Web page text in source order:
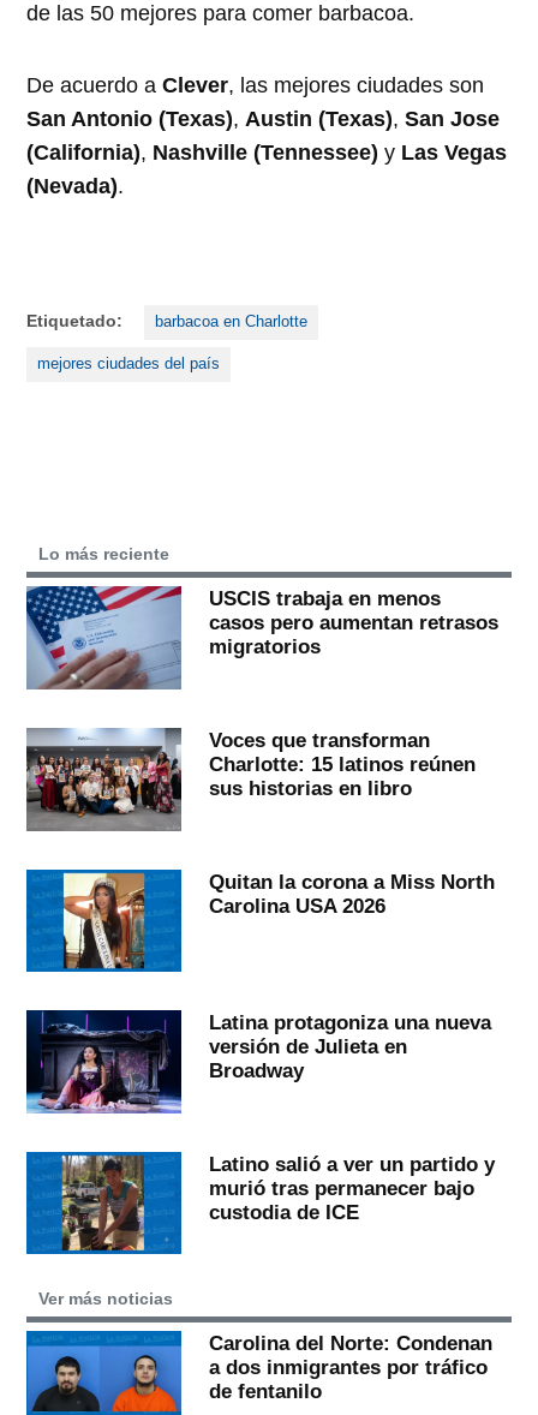
de las 50 mejores para comer barbacoa.
De acuerdo aClever, las mejores ciudades son
San Antonio (Texas),Austin (Texas),San Jose
(California), Nashville (Tennessee)y Las Vegas
(Nevada).
Etiquetado: barbacoa en Charlotte
mejores ciudades del país
Lo más reciente
USCIS trabaja en menos
casos pero aumentan retrasos
migratorios
Voces que transforman
Charlotte: 15 latinos reúnen
sus historias en libro
Quitan la corona a Miss North
Carolina USA 2026
Latina protagoniza una nueva
versión de Julieta en
Broadway
Latino salió a ver un partido y
murió tras permanecer bajo
custodia de ICE
Ver más noticias
Carolina del Norte: Condenan
a dos inmigrantes por tráfico
de fentanilo